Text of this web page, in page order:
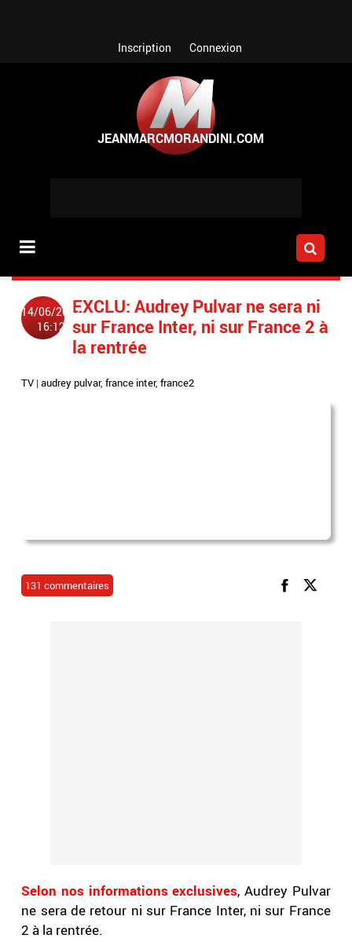
Inscription Connexion
14/06/2012
16:12
EXCLU: Audrey Pulvar ne sera ni
sur France Inter, ni sur France 2 à
la rentrée
TV |audrey pulvar,france inter,france2
131 commentaires
Selon nos informations exclusives, Audrey Pulvar
ne sera de retour ni sur France Inter, ni sur France
2 à la rentrée.